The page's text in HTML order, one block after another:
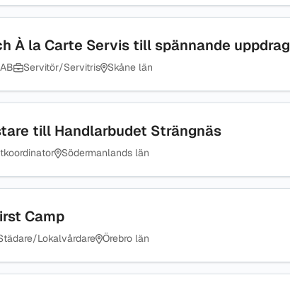
À la Carte Servis till spännande uppdrag
Servitör/Servitris Skåne län
till Handlarbudet Strängnäs
Södermanlands län
Camp
Lokalvårdare Örebro län